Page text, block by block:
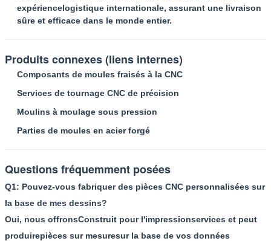
expériencelogistique internationale, assurant une livraison
sûre et efficace dans le monde entier.
Produits connexes (liens internes)
Composants de moules fraisés à la CNC
Services de tournage CNC de précision
Moulins à moulage sous pression
Parties de moules en acier forgé
Questions fréquemment posées
Q1: Pouvez-vous fabriquer des pièces CNC personnalisées sur
la base de mes dessins?
Oui, nous offronsConstruit pour l'impressionservices et peut
produirepièces sur mesuresur la base de vos données